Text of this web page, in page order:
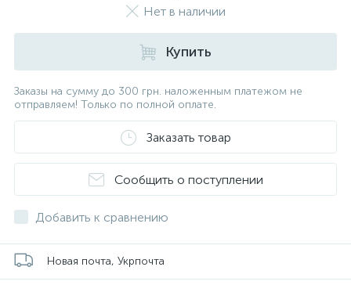
Нет в наличии
Купить
Заказы на сумму до 300 грн. наложенным платежом не
отправляем! Только по полной оплате.
Заказать товар
Сообщить о поступлении
Добавить к сравнению
Новая почта, Укрпочта